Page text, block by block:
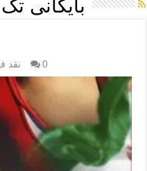
بایگانی
نقد 0